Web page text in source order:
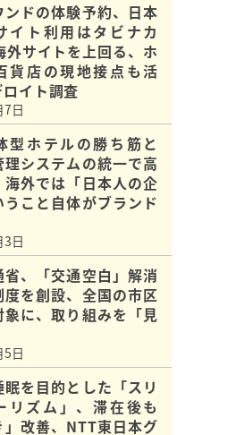
ンドの体験予約、日本
イト利用はタビナカ
外サイトを上回る、ホ
貨店の現地接点も活
イト調査
日
型ホテルの勝ち筋と
システムの統一で高
海外では「日本人の企
うこと自体がブランド
日
省、「交通空白」解消
度を創設、全国の市区
象に、取り組みを「見
日
を目的とした「スリ
リズム」、滞在後も
」改善、NTT東日本グ